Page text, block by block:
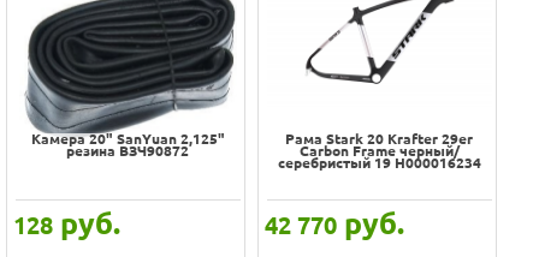
Камера 20" SanYuan 2,125"
резина ВЗЧ90872
128 руб.
Рама Stark 20 Krafter 29er
Carbon Frame черный/
серебристый 19 H000016234
42 770 руб.